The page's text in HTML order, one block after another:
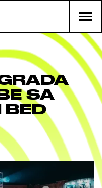
SA
BED